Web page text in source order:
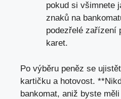
pokud si všimnete
znaků na
podezřelé zařízení
karet.
Po výběru peněz se
kartičku a hotovost.
bankomat, aniž byste